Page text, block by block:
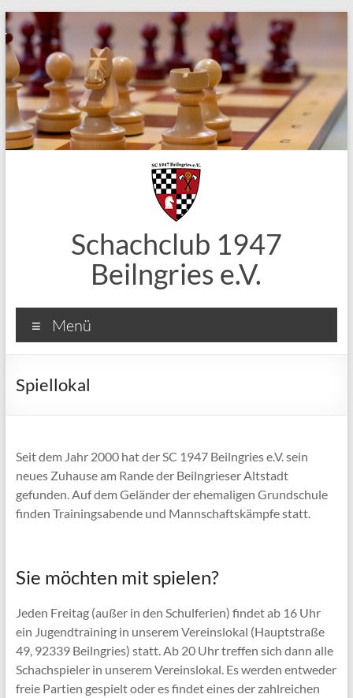
Zum
Inhalt
springen
Schachclub 1947
Beilngries e.V.
Menü
Spiellokal
Seit dem Jahr 2000 hat der SC 1947 Beilngries e.V. sein
neues Zuhause am Rande der Beilngrieser Altstadt
gefunden. Auf dem Geländer der ehemaligen Grundschule
finden Trainingsabende und Mannschaftskämpfe statt.
Sie möchten mit spielen?
Jeden Freitag (außer in den Schulferien) findet ab 16 Uhr
ein Jugendtraining in unserem Vereinslokal (Hauptstraße
49, 92339 Beilngries) statt. Ab 20 Uhr treffen sich dann alle
Schachspieler in unserem Vereinslokal. Es werden entweder
freie Partien gespielt oder es findet eines der zahlreichen